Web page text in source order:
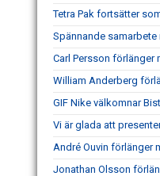
Tetra Pak fortsätter
Spännande samarbete
Carl Persson förlänger
William Anderberg
GIF Nike välkomnar
Vi är glada att
André Ouvin förlänger
Jonathan Olsson